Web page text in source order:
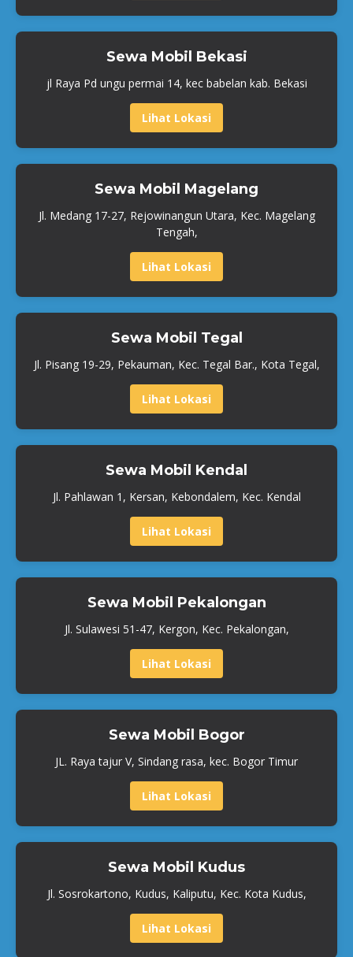
Sewa Mobil Bekasi
jl Raya Pd ungu permai 14, kec babelan kab. Bekasi
Lihat Lokasi
Sewa Mobil Magelang
Jl. Medang 17-27, Rejowinangun Utara, Kec. Magelang
Tengah,
Lihat Lokasi
Sewa Mobil Tegal
Jl. Pisang 19-29, Pekauman, Kec. Tegal Bar., Kota Tegal,
Lihat Lokasi
Sewa Mobil Kendal
Jl. Pahlawan 1, Kersan, Kebondalem, Kec. Kendal
Lihat Lokasi
Sewa Mobil Pekalongan
Jl. Sulawesi 51-47, Kergon, Kec. Pekalongan,
Lihat Lokasi
Sewa Mobil Bogor
JL. Raya tajur V, Sindang rasa, kec. Bogor Timur
Lihat Lokasi
Sewa Mobil Kudus
Jl. Sosrokartono, Kudus, Kaliputu, Kec. Kota Kudus,
Lihat Lokasi